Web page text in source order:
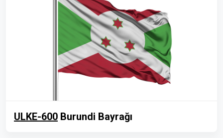
ULKE-600 Burundi Bayrağı